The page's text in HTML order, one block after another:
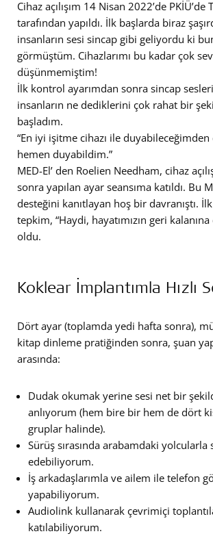
Cihaz açılışım 14 Nisan 2022’de PKİÜ’de
tarafından yapıldı. İlk başlarda biraz
insanların sesi sincap gibi geliyordu ki
görmüştüm. Cihazlarımı bu kadar çok
düşünmemiştim!
İlk kontrol ayarımdan sonra sincap
insanların ne dediklerini çok rahat bir
başladım.
“En iyi işitme cihazı ile duyabileceğimden
hemen duyabildim.”
MED-El’ den Roelien Needham, cihaz
sonra yapılan ayar seansıma katıldı. Bu
desteğini kanıtlayan hoş bir davranıştı.
tepkim, “Haydi, hayatımızın geri
oldu.
Koklear İmplantımla Hızlı
Dört ayar (toplamda yedi hafta sonra),
kitap dinleme pratiğinden sonra, şuan
arasında:
Dudak okumak yerine sesi net bir
anlıyorum (hem bire bir hem de dört
gruplar halinde).
Sürüş sırasında arabamdaki yolcularla
edebiliyorum.
İş arkadaşlarımla ve ailem ile telefon
yapabiliyorum.
Audiolink kullanarak çevrimiçi
katılabiliyorum.